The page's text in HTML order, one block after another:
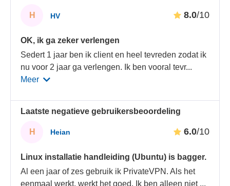
H HV 8.0/10
OK, ik ga zeker verlengen
Sedert 1 jaar ben ik client en heel tevreden zodat ik
nu voor 2 jaar ga verlengen. Ik ben vooral tevr...
Meer
Laatste negatieve gebruikersbeoordeling
H Heian 6.0/10
Linux installatie handleiding (Ubuntu) is bagger.
Al een jaar of zes gebruik ik PrivateVPN. Als het
eenmaal werkt, werkt het goed. Ik ben alleen niet ...